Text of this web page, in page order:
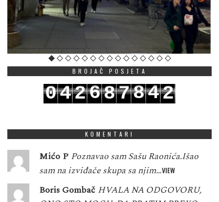
BROJAČ POSJETA
042687842
KOMENTARI
Mićo P Poznavao sam Sašu Raonića.Išao
sam na izviđače skupa sa njim…VIEW
Boris Gombač HVALA NA ODGOVORU,